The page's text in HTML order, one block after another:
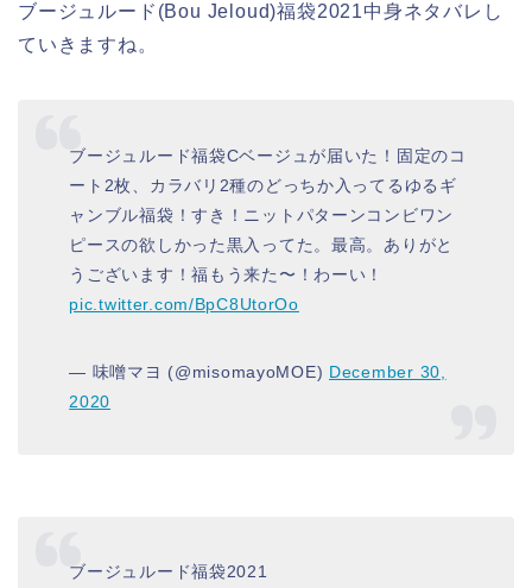
ブージュルード(Bou Jeloud)福袋2021中身ネタバレし
ていきますね。
ブージュルード福袋Cベージュが届いた！固定のコ
ート2枚、カラバリ2種のどっちか入ってるゆるギ
ャンブル福袋！すき！ニットパターンコンビワン
ピースの欲しかった黒入ってた。最高。ありがと
うございます！福もう来た〜！わーい！
pic.twitter.com/BpC8UtorOo
— 味噌マヨ (@misomayoMOE) December 30,
2020
ブージュルード福袋2021